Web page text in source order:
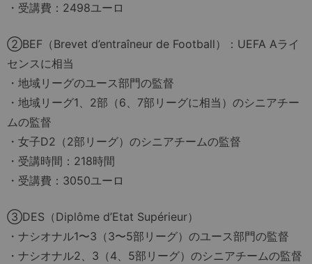
・受講費：2498ユーロ
②BEF（Brevet d’entraîneur de Football）：UEFA Aライ
センスに相当
・地域リーグのユース部門の監督
・地域リーグ1、2部（6、7部リーグに相当）のシニアチー
ムの監督
・女子D2（2部リーグ）のシニアチームの監督
・受講時間：218時間
・受講費：3050ユーロ
③DES（Diplôme d’Etat Supérieur）
・ナシオナル1〜3（3〜5部リーグ）のユース部門の監督
・ナシオナル2、3（4、5部リーグ）のシニアチームの監督